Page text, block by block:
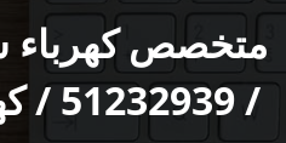
متخصص كهرباء
/